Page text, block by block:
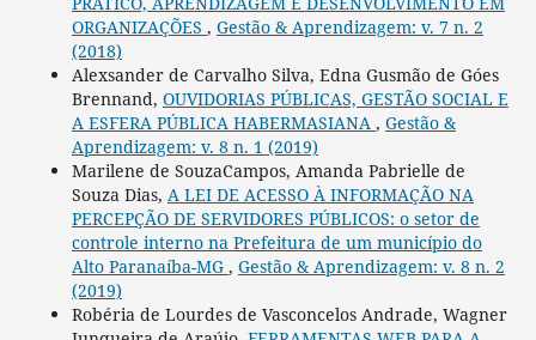
ORGANIZAÇÕES , Gestão & Aprendizagem: v. 7 n. 2
(2018)
Alexsander de Carvalho Silva, Edna Gusmão de Góes
Brennand, OUVIDORIAS PÚBLICAS, GESTÃO SOCIAL E
A ESFERA PÚBLICA HABERMASIANA , Gestão &
Aprendizagem: v. 8 n. 1 (2019)
Marilene de SouzaCampos, Amanda Pabrielle de
Souza Dias, A LEI DE ACESSO À INFORMAÇÃO NA
PERCEPÇÃO DE SERVIDORES PÚBLICOS: o setor de
controle interno na Prefeitura de um município do
Alto Paranaíba-MG , Gestão & Aprendizagem: v. 8 n. 2
(2019)
Robéria de Lourdes de Vasconcelos Andrade, Wagner